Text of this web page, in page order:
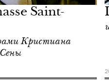
Saint-
Кристиана